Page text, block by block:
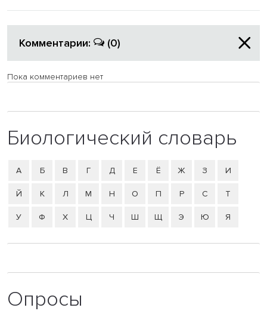
Комментарии: (0)
Пока комментариев нет
Биологический словарь
А Б В Г Д Е Ё Ж З И
Й К Л М Н О П Р С Т
У Ф Х Ц Ч Ш Щ Э Ю Я
Опросы